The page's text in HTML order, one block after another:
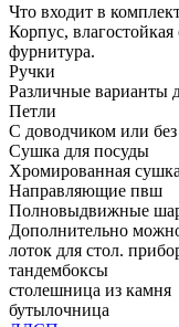
Что входит в
Корпус,
фурнитура.
Ручки
Различные варианты
Петли
С доводчиком или
Сушка для посуды
Хромированная
Направляющие пвш
Полновыдвижные
Дополнительно
лоток для стол.
тандембоксы
столешница из камня
бутылочница